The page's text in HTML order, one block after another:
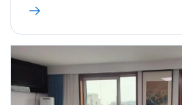
置、运行环境及维护保养等环节的技术要